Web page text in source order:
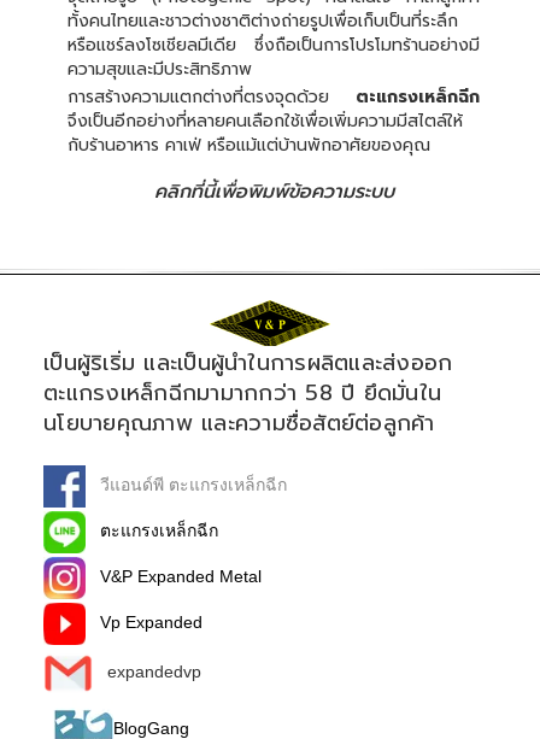
ทั้งคนไทยและชาวต่างชาติต่างถ่ายรูปเพื่อเก็บเป็นที่ระลึก
หรือแชร์ลงโซเชียลมีเดีย ซึ่งถือเป็นการโปรโมทร้านอย่างมี
ความสุขและมีประสิทธิภาพ
การสร้างความแตกต่างที่ตรงจุดด้วย ตะแกรงเหล็กฉีก
จึงเป็นอีกอย่างที่หลายคนเลือกใช้เพื่อเพิ่มความมีสไตล์ให้
กับร้านอาหาร คาเฟ่ หรือแม้แต่บ้านพักอาศัยของคุณ
คลิกที่นี้เพื่อพิมพ์ข้อความระบบ
เป็นผู้ริเริ่ม และเป็นผู้นำในการผลิตและส่งออก
ตะแกรงเหล็กฉีกมามากกว่า 58 ปี ยึดมั่นใน
นโยบายคุณภาพ และความซื่อสัตย์ต่อลูกค้า
วีแอนด์พี ตะแกรงเหล็กฉีก
ตะแกรงเหล็กฉีก
V&P Expanded Metal
Vp Expanded
expandedvp
BlogGang